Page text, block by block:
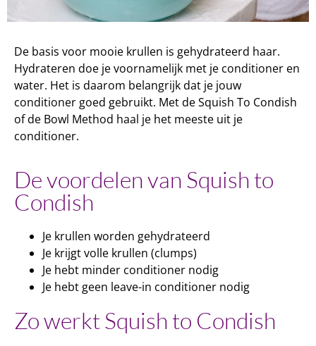
De basis voor mooie krullen is gehydrateerd haar.
Hydrateren doe je voornamelijk met je conditioner en
water. Het is daarom belangrijk dat je jouw
conditioner goed gebruikt. Met de Squish To Condish
of de Bowl Method haal je het meeste uit je
conditioner.
De voordelen van Squish to
Condish
Je krullen worden gehydrateerd
Je krijgt volle krullen (clumps)
Je hebt minder conditioner nodig
Je hebt geen leave-in conditioner nodig
Zo werkt Squish to Condish